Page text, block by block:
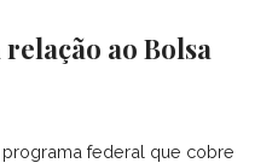
ao Bolsa
federal que cobre